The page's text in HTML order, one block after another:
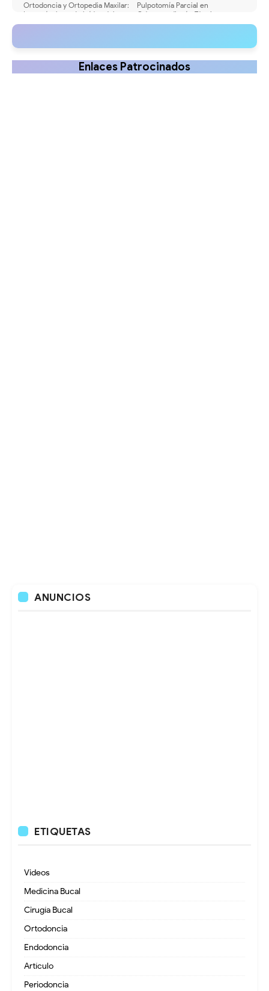
Ortodoncia y Ortopedia Maxilar:
Los artículos más leídos del
2023
Pulpotomía Parcial en
Odontopediatría: Técnica,
Fundamentos y Diferencias con
Enlaces Patrocinados
ANUNCIOS
ETIQUETAS
Videos
Medicina Bucal
Cirugía Bucal
Ortodoncia
Endodoncia
Artículo
Periodoncia